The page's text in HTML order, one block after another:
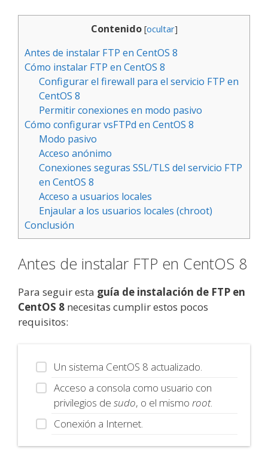
Contenido [ocultar]
Antes de instalar FTP en CentOS 8
Cómo instalar FTP en CentOS 8
Configurar el firewall para el servicio FTP en
CentOS 8
Permitir conexiones en modo pasivo
Cómo configurar vsFTPd en CentOS 8
Modo pasivo
Acceso anónimo
Conexiones seguras SSL/TLS del servicio FTP
en CentOS 8
Acceso a usuarios locales
Enjaular a los usuarios locales (chroot)
Conclusión
Antes de instalar FTP en CentOS 8
Para seguir esta guía de instalación de FTP en
CentOS 8 necesitas cumplir estos pocos
requisitos:
Un sistema CentOS 8 actualizado.
Acceso a consola como usuario con
privilegios de sudo, o el mismo root.
Conexión a Internet.